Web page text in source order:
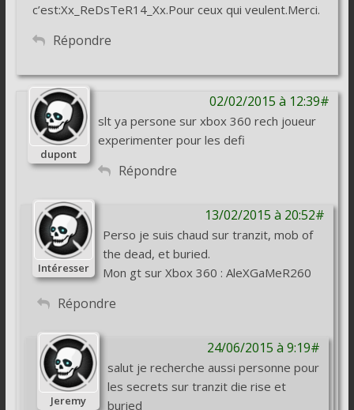
c’est:Xx_ReDsTeR14_Xx.Pour ceux qui veulent.Merci.
Répondre
02/02/2015 à 12:39#
dupont
slt ya persone sur xbox 360 rech joueur
experimenter pour les defi
Répondre
13/02/2015 à 20:52#
Intéresser
Perso je suis chaud sur tranzit, mob of
the dead, et buried.
Mon gt sur Xbox 360 : AleXGaMeR260
Répondre
24/06/2015 à 9:19#
Jeremy
salut je recherche aussi personne pour
les secrets sur tranzit die rise et
buried